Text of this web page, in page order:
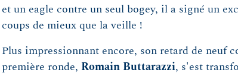
et un eagle contre un seul bogey, il a signé un
coups de mieux que la veille !
Plus impressionnant encore, son retard de neuf
première ronde, Romain Buttarazzi, s'est